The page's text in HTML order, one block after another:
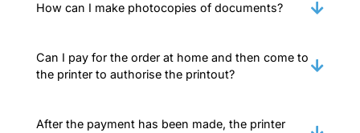
How can I make photocopies of documents?
Can I pay for the order at home and then come to
the printer to authorise the printout?
After the payment has been made, the printer